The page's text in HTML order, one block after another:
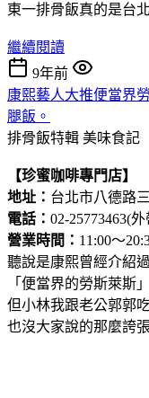
東一排骨飯真的是台
繼續閱讀
9年前
康熙藝人大推便當界
腿飯。
排骨飯特輯 美味食記
【珍蜜咖啡專門店】
地址： 台北市八德路
電話： 02-25773463(
營業時間： 11:00～
聽說是康熙曾經介紹
「便當界的勞斯萊斯
但小林我跟老公郭郭
也沒大家說的那麼誇